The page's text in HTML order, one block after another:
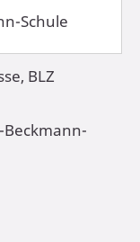
Schule
BLZ